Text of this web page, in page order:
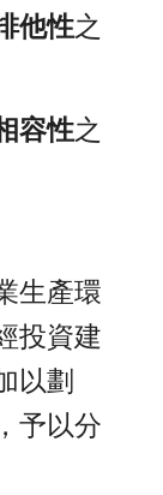
他性之
容性之
生產環
投資建
以劃
予以分